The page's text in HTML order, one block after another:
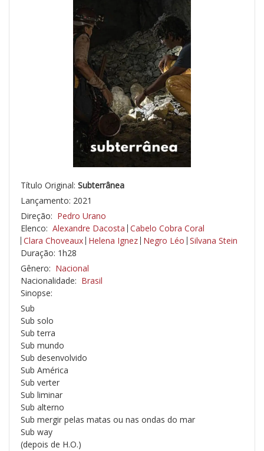
Título Original: Subterrânea
Lançamento: 2021
Direção: Pedro Urano
Elenco: Alexandre Dacosta Cabelo Cobra Coral
Clara Choveaux Helena Ignez Negro Léo Silvana Stein
Duração: 1h28
Gênero: Nacional
Nacionalidade: Brasil
Sinopse:
Sub
Sub solo
Sub terra
Sub mundo
Sub desenvolvido
Sub América
Sub verter
Sub liminar
Sub alterno
Sub mergir pelas matas ou nas ondas do mar
Sub way
(depois de H.O.)